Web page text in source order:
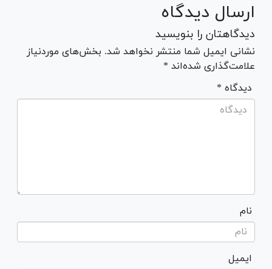
ارسال دیدگاه
دیدگاهتان را بنویسید
نشانی ایمیل شما منتشر نخواهد شد. بخش‌های موردنیاز
علامت‌گذاری شده‌اند *
* دیدگاه
نام
ایمیل